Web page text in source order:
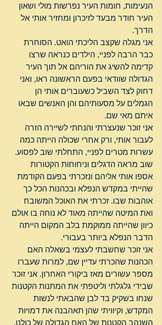
הנעימות, חומות העיר נפרשות מולי ושאון
העיר חודר מבעד לזיכרון ומחזיר אותי אל
הדרך.
אני מגלה שקצב הליכתי הואט. הסוחרת
כבר הרבה לפניי, הילדים כנראה שרצו
קדימה להשיג את הוריהם אל תוך העיר
הגדולה שוודאי בפעם הראשונה ראו, ואני
דחוק לצד השביל כשעוברים אותי הן
הגמלים על מסעותיהם והן האנשים שבאו
איתם מאי שם.
אני זוכר שנעצרתי והנחתי לשיירה הזרה
לעבור אותי, ורק אחרי שכולה הייתה כמה
עשרות מטרים לפניי, התחלתי שוב לפסוע.
שוב מראה הדגלים וניחוחות הקטורות
אספו אותי אליהם ונזכרתי בפעם הקודמת
שהייתי במקדש הנפלא ובכהנות הכל כך
אוהבות שבו. זכרתי את האוכל המשובח
ואת המיטה שהייתה מאוד לא נוחה בו אולם
כיוון שהייתה ממוקמת בלב המקום הייתה
הדבר הנפלא ביותר בעבורי.
אני זוכר שחשבתי לעצמי בשאלה האם
הכהנות שהכרתי עדיין שם, למרות שעברו
מספר עשורים מאז ביקורי האחרון. אני זוכר
שבידי גלגלתי וליטפתי את המתנות הקטנות
שנחו בשקיק בד לבן שהבאתי לנשות
המקדש, וקיוויתי שהן תאהבנה את דמויות
השנהב הקטנות של האם הגדולה של כולנו.